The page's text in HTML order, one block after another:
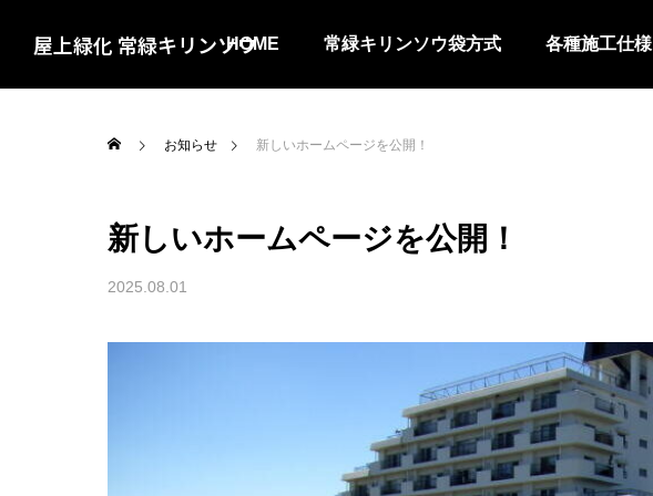
屋上緑化 常緑キリンソウ
HOME 常緑キリンソウ袋方式 各種施工仕様
お知らせ 新しいホームページを公開！
新しいホームページを公開！
2025.08.01